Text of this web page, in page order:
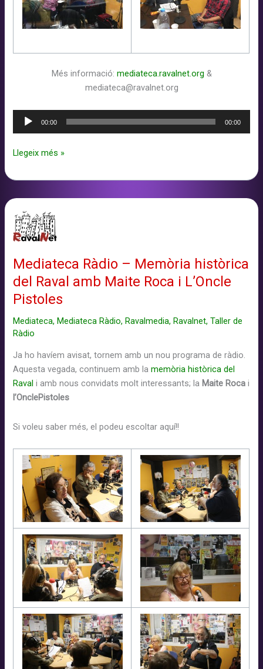
Més informació: mediateca.ravalnet.org &
mediateca@ravalnet.org
Reproductor
00:00 00:00
Mediateca
–
155,
amb
bon
Llegeix més »
Mediateca Ràdio – Memòria històrica
del Raval amb Maite Roca i L’Oncle
Pistoles
Mediateca,Mediateca Ràdio,Ravalmedia,Ravalnet,Taller de
Ràdio
Ja ho havíem avisat, tornem amb un nou programa de ràdio.
Aquesta vegada, continuem amblamemòria històrica del
Raval i amb nous convidats molt interessants; la Maite Roca i
l’OnclePistoles
Si voleu sabermés, el podeu escoltar aquí!!